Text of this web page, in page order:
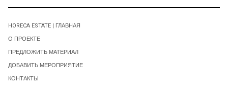
HORECA ESTATE | ГЛАВНАЯ
О ПРОЕКТЕ
ПРЕДЛОЖИТЬ МАТЕРИАЛ
ДОБАВИТЬ МЕРОПРИЯТИЕ
КОНТАКТЫ